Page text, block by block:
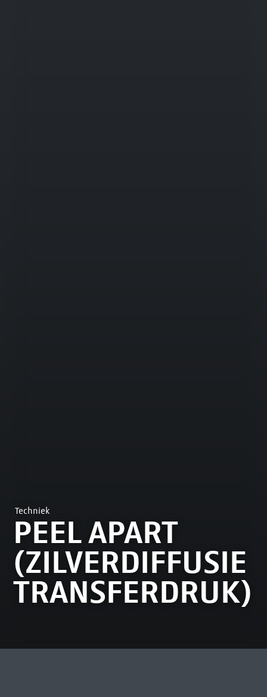
Techniek
PEEL APART
(ZILVERDIFFUSIE
TRANSFERDRUK)